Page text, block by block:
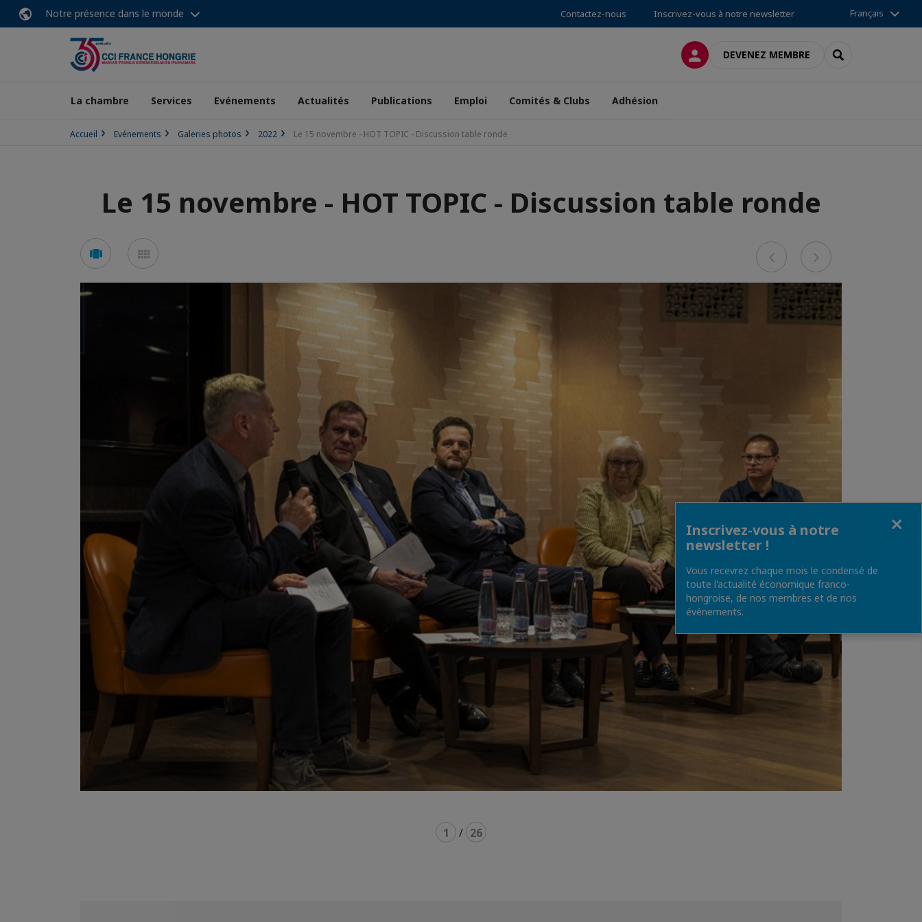
Notre présence dans le monde Contactez-nous Inscrivez-vous à notre newsletter Français
CONNEXIONDEVENEZ MEMBRE RECHERCHER
La chambre Services Evénements Actualités Publications Emploi Comités & Clubs Adhésion
Accueil Evénements Galeries photos 2022 Le 15 novembre - HOT TOPIC - Discussion table ronde
Le 15 novembre - HOT TOPIC - Discussion table ronde
Voir
en
en
Previous
1 / 26
Inscrivez-vous à notre
newsletter !
Vous recevrez chaque mois le condensé de
toute l'actualité économique franco-
hongroise, de nos membres et de nos
événements.